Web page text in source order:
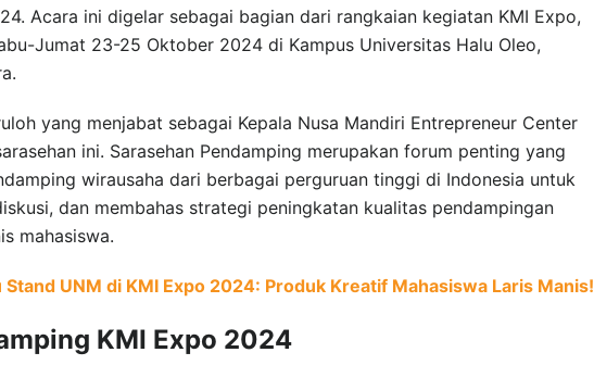
Acara ini digelar sebagai bagian dari rangkaian kegiatan KMI Expo,
Jumat 23-25 Oktober 2024 di Kampus Universitas Halu Oleo,
yang menjabat sebagai Kepala Nusa Mandiri Entrepreneur Center
ini. Sarasehan Pendamping merupakan forum penting yang
wirausaha dari berbagai perguruan tinggi di Indonesia untuk
dan membahas strategi peningkatan kualitas pendampingan
mahasiswa.
Stand UNM di KMI Expo 2024: Produk Kreatif Mahasiswa Laris Manis!
KMI Expo 2024